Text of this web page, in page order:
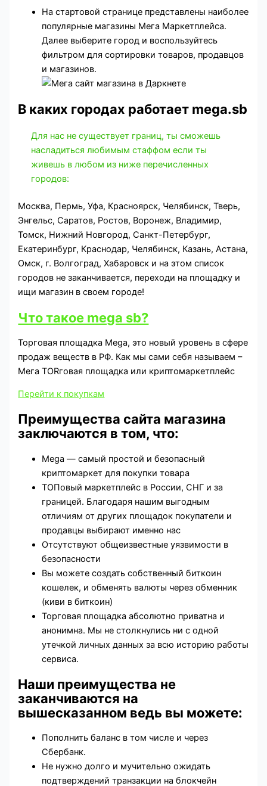
На стартовой странице представлены наиболее
популярные магазины Мега Маркетплейса.
Далее выберите город и воспользуйтесь
фильтром для сортировки товаров, продавцов
и магазинов.
В каких городах работает mega.sb
Для нас не существует границ, ты сможешь
насладиться любимым стаффом если ты
живешь в любом из ниже перечисленных
городов:
Москва, Пермь, Уфа, Красноярск, Челябинск, Тверь,
Энгельс, Саратов, Ростов, Воронеж, Владимир,
Томск, Нижний Новгород, Санкт-Петербург,
Екатеринбург, Краснодар, Челябинск, Казань, Астана,
Омск, г. Волгоград, Хабаровск и на этом список
городов не заканчивается, переходи на площадку и
ищи магазин в своем городе!
Что такое mega sb?
Торговая площадка Mega, это новый уровень в сфере
продаж веществ в РФ. Как мы сами себя называем –
Мега ТORговая площадка или криптомаркетплейс
Перейти к покупкам
Преимущества сайта магазина
заключаются в том, что:
Mega — самый простой и безопасный
криптомаркет для покупки товара
ТОПовый маркетплейс в России, СНГ и за
границей. Благодаря нашим выгодным
отличиям от других площадок покупатели и
продавцы выбирают именно нас
Отсутствуют общеизвестные уязвимости в
безопасности
Вы можете создать собственный биткоин
кошелек, и обменять валюты через обменник
(киви в биткоин)
Торговая площадка абсолютно приватна и
анонимна. Мы не столкнулись ни с одной
утечкой личных данных за всю историю работы
сервиса.
Наши преимущества не
заканчиваются на
вышесказанном ведь вы можете:
Пополнить баланс в том числе и через
Сбербанк.
Не нужно долго и мучительно ожидать
подтверждений транзакции на блокчейн